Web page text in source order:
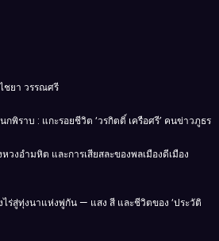
ชยา วรรณศรี
พิราบ : แกะรอยชีวิต ‘วรกิตติ์ เครือศรี’ คนข่าวภูธร
งอำมหิต และการเสียสละของพลเมืองดีเมือง
ร่สู่ทุ่งนาแห่งพู่กัน — แสง สี และชีวิตของ ‘ประวัติ